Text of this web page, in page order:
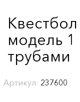
модель
трубами
Артикул: 237600